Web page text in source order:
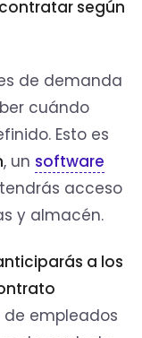
según
de demanda
cuándo
Esto es
, un software
acceso
y almacén.
a los
empleados